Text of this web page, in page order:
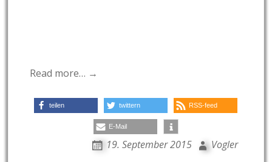
Read more… →
teilen twittern RSS-feed
E-Mail
19. September 2015 Vogler